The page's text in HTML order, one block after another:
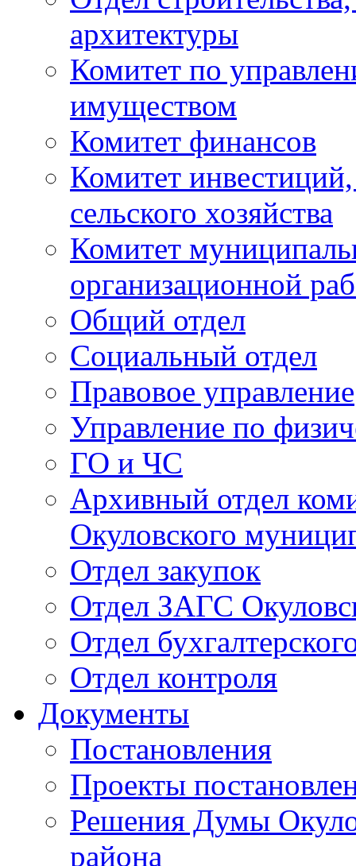
архитектуры
Комитет по
имуществом
Комитет финансов
Комитет
сельского хозяйства
Комитет
организационной
Общий отдел
Социальный отдел
Правовое управление
Управление по
ГО и ЧС
Архивный отдел
Окуловского
Отдел закупок
Отдел ЗАГС
Отдел
Отдел контроля
Документы
Постановления
Проекты
Решения Думы
района